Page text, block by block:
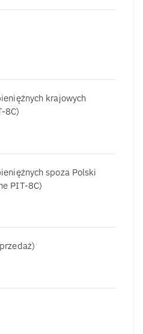
krajowych
8C)
spoza Polski
PIT-8C)